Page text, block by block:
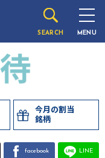
SEARCH MENU
今月の割当
銘柄
facebook LINE